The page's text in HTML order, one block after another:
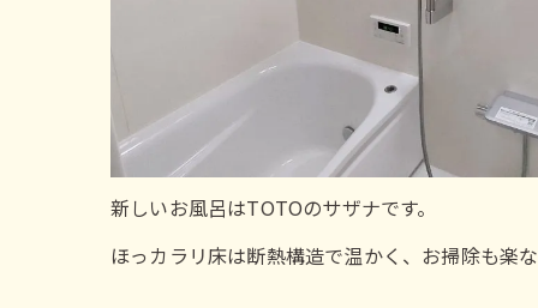
新しいお風呂はTOTOのサザナです。
ほっカラリ床は断熱構造で温かく、お掃除も楽